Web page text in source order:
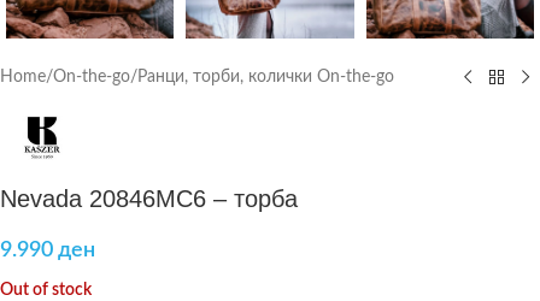
Home/On-the-go/ Ранци, торби, колички On-the-go
Nevada 20846MC6 – торба
9.990 ден
Out of stock